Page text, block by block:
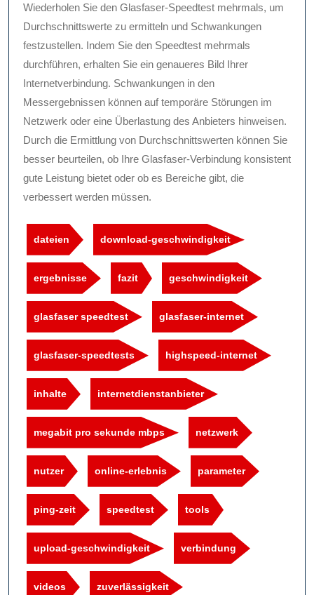
Wiederholen Sie den Glasfaser-Speedtest mehrmals, um
Durchschnittswerte zu ermitteln und Schwankungen
festzustellen. Indem Sie den Speedtest mehrmals
durchführen, erhalten Sie ein genaueres Bild Ihrer
Internetverbindung. Schwankungen in den
Messergebnissen können auf temporäre Störungen im
Netzwerk oder eine Überlastung des Anbieters hinweisen.
Durch die Ermittlung von Durchschnittswerten können Sie
besser beurteilen, ob Ihre Glasfaser-Verbindung konsistent
gute Leistung bietet oder ob es Bereiche gibt, die
verbessert werden müssen.
dateien download-geschwindigkeit
ergebnisse fazit geschwindigkeit
glasfaser speedtest glasfaser-internet
glasfaser-speedtests highspeed-internet
inhalte internetdienstanbieter
megabit pro sekunde mbps netzwerk
nutzer online-erlebnis parameter
ping-zeit speedtest tools
upload-geschwindigkeit verbindung
videos zuverlässigkeit